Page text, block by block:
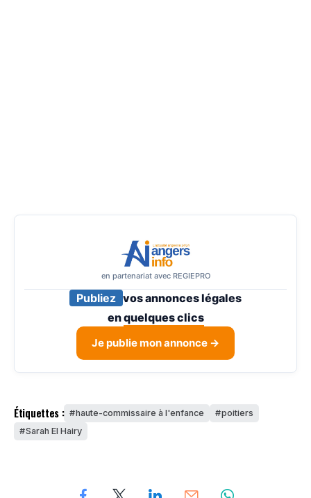
en partenariat avec REGIEPRO
Publiez vos annonces légales
enquelques clics
Je publie mon annonce →
Étiquettes : haute-commissaire à l'enfance
poitiers
Sarah El Hairy